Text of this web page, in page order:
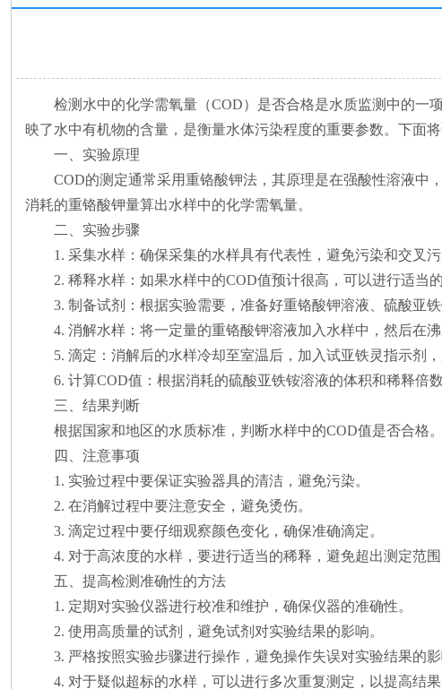
检测水中的化学需氧量（COD）是否合格是水质监测中的一
映了水中有机物的含量，是衡量水体污染程度的重要参数。下面
一、实验原理
COD的测定通常采用重铬酸钾法，其原理是在强酸性溶液中
消耗的重铬酸钾量算出水样中的化学需氧量。
二、实验步骤
1. 采集水样：确保采集的水样具有代表性，避免污染和交叉
2. 稀释水样：如果水样中的COD值预计很高，可以进行适当
3. 制备试剂：根据实验需要，准备好重铬酸钾溶液、硫酸亚
4. 消解水样：将一定量的重铬酸钾溶液加入水样中，然后在
5. 滴定：消解后的水样冷却至室温后，加入试亚铁灵指示剂
6. 计算COD值：根据消耗的硫酸亚铁铵溶液的体积和稀释倍
三、结果判断
根据国家和地区的水质标准，判断水样中的COD值是否合格
四、注意事项
1. 实验过程中要保证实验器具的清洁，避免污染。
2. 在消解过程中要注意安全，避免烫伤。
3. 滴定过程中要仔细观察颜色变化，确保准确滴定。
4. 对于高浓度的水样，要进行适当的稀释，避免超出测定范围
五、提高检测准确性的方法
1. 定期对实验仪器进行校准和维护，确保仪器的准确性。
2. 使用高质量的试剂，避免试剂对实验结果的影响。
3. 严格按照实验步骤进行操作，避免操作失误对实验结果的影
4. 对于疑似超标的水样，可以进行多次重复测定，以提高结果